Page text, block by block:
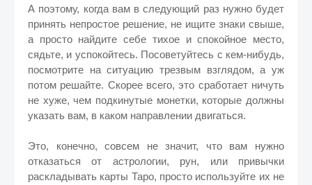
А поэтому, когда вам в следующий раз нужно будет
принять непростое решение, не ищите знаки свыше,
а просто найдите себе тихое и спокойное место,
сядьте, и успокойтесь. Посоветуйтесь с кем-нибудь,
посмотрите на ситуацию трезвым взглядом, а уж
потом решайте. Скорее всего, это сработает ничуть
не хуже, чем подкинутые монетки, которые должны
указать вам, в каком направлении двигаться.
Это, конечно, совсем не значит, что вам нужно
отказаться от астрологии, рун, или привычки
раскладывать карты Таро, просто используйте их не